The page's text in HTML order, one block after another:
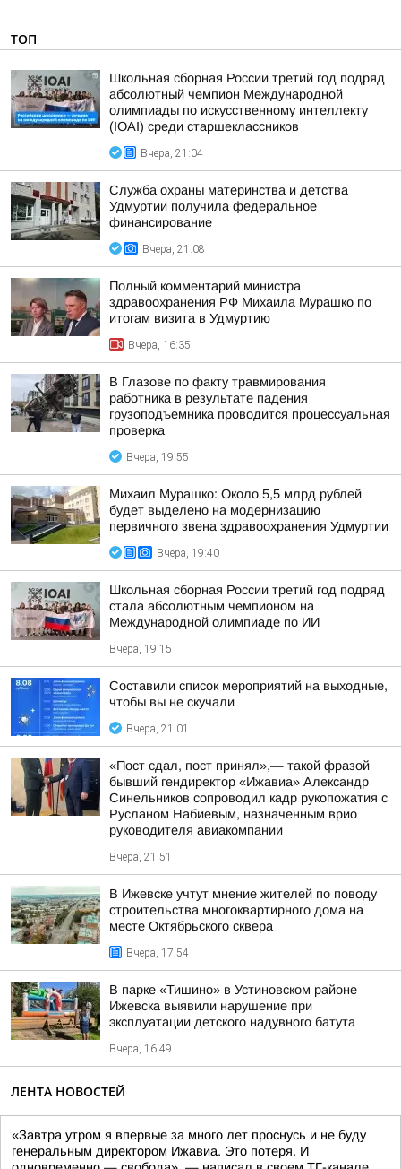
ТОП
Школьная сборная России третий год подряд
абсолютный чемпион Международной
олимпиады по искусственному интеллекту
(IOAI) среди старшеклассников
Вчера, 21:04
Служба охраны материнства и детства
Удмуртии получила федеральное
финансирование
Вчера, 21:08
Полный комментарий министра
здравоохранения РФ Михаила Мурашко по
итогам визита в Удмуртию
Вчера, 16:35
В Глазове по факту травмирования
работника в результате падения
грузоподъемника проводится процессуальная
проверка
Вчера, 19:55
Михаил Мурашко: Около 5,5 млрд рублей
будет выделено на модернизацию
первичного звена здравоохранения Удмуртии
Вчера, 19:40
Школьная сборная России третий год подряд
стала абсолютным чемпионом на
Международной олимпиаде по ИИ
Вчера, 19:15
Составили список мероприятий на выходные,
чтобы вы не скучали
Вчера, 21:01
«Пост сдал, пост принял»,— такой фразой
бывший гендиректор «Ижавиа» Александр
Синельников сопроводил кадр рукопожатия с
Русланом Набиевым, назначенным врио
руководителя авиакомпании
Вчера, 21:51
В Ижевске учтут мнение жителей по поводу
строительства многоквартирного дома на
месте Октябрьского сквера
Вчера, 17:54
В парке «Тишино» в Устиновском районе
Ижевска выявили нарушение при
эксплуатации детского надувного батута
Вчера, 16:49
ЛЕНТА НОВОСТЕЙ
«Завтра утром я впервые за много лет проснусь и не буду
генеральным директором Ижавиа. Это потеря. И